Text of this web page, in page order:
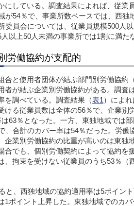
にしている。調査結果によれば、従業
が54％で、事業所数ベースでは、西独
委員会については、従業員規模500人
以上50人未満の事業所では1割に満た
労働協約が支配的
合と使用者団体が結ぶ部門別労働協約
者が結ぶ企業別労働協約がある。調査
を調べている。調査結果（表1）によ
ける従業員数は全体の56％で、企業別
63％となった。一方、東独地域では
、合計のカバー率は54％だった。労
企業別労働協約の比重が高いのは東独
合でも、個別労働契約によって協約を
、拘束を受けない従業員のうち53％（
と、西独地域の協約適用率は5ポイン
1ポイント上昇した。東独地域でのカ